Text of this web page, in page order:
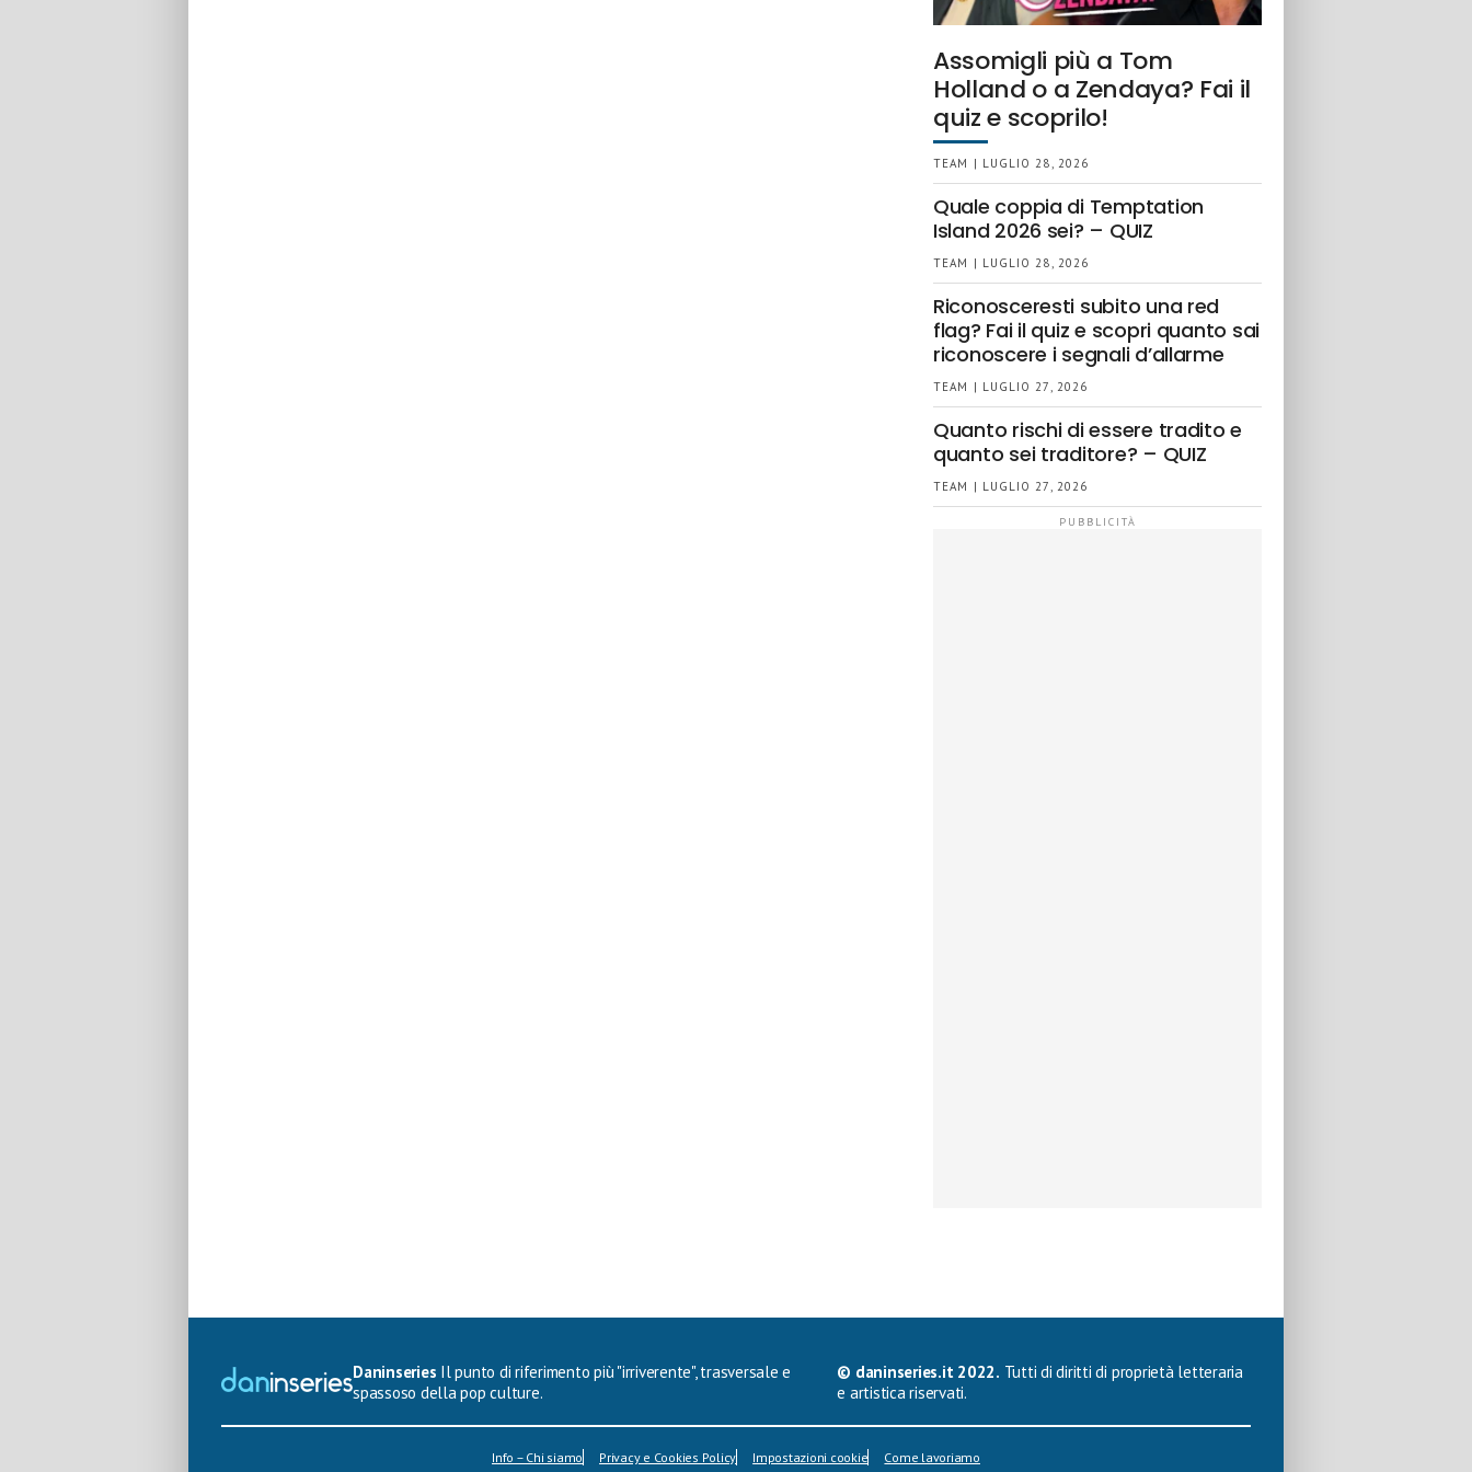
Assomigli più a Tom
Holland o a Zendaya? Fai il
quiz e scoprilo!
TEAM | LUGLIO 28, 2026
Quale coppia di Temptation
Island 2026 sei? – QUIZ
TEAM | LUGLIO 28, 2026
Riconosceresti subito una red
flag? Fai il quiz e scopri quanto sai
riconoscere i segnali d’allarme
TEAM | LUGLIO 27, 2026
Quanto rischi di essere tradito e
quanto sei traditore? – QUIZ
TEAM | LUGLIO 27, 2026
Daninseries Il punto di riferimento più "irriverente", trasversale e
spassoso della pop culture.
© daninseries.it 2022. Tutti di diritti di proprietà letteraria
e artistica riservati.
Info – Chi siamo Privacy e Cookies Policy Impostazioni cookie Come lavoriamo